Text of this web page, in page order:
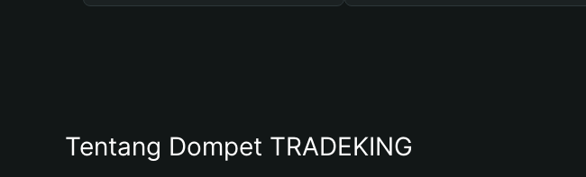
Tentang Dompet TRADEKING